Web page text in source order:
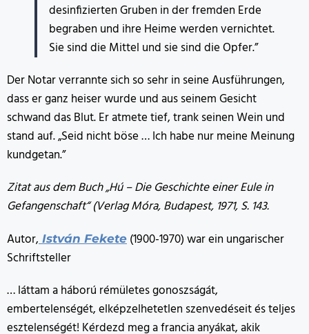
desinfizierten Gruben in der fremden Erde
begraben und ihre Heime werden vernichtet.
Sie sind die Mittel und sie sind die Opfer.”
Der Notar verrannte sich so sehr in seine Ausführungen,
dass er ganz heiser wurde und aus seinem Gesicht
schwand das Blut. Er atmete tief, trank seinen Wein und
stand auf. „Seid nicht böse … Ich habe nur meine Meinung
kundgetan.”
Zitat aus dem Buch „Hú – Die Geschichte einer Eule in
Gefangenschaft“ (Verlag Móra, Budapest, 1971, S. 143.
Autor, István Fekete (1900-1970) war ein ungarischer
Schriftsteller
… láttam a háború rémületes gonoszságát,
embertelenségét, elképzelhetetlen szenvedéseit és teljes
esztelenségét! Kérdezd meg a francia anyákat, akik